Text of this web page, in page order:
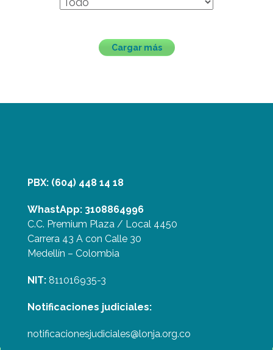
Cargar más
PBX: (604) 448 14 18
WhastApp: 3108864996
C.C. Premium Plaza / Local 4450
Carrera 43 A con Calle 30
Medellín – Colombia
NIT:811016935-3
Notificaciones judiciales:
notificacionesjudiciales@lonja.org.co